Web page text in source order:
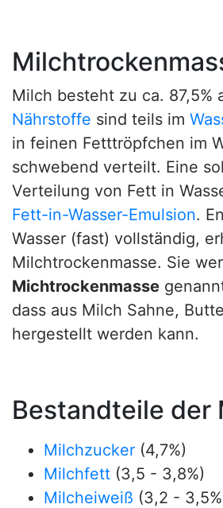
Milch besteht zu ca. 87,5%
Nährstoffe sind teils im
in feinen Fetttröpfchen im
schwebend verteilt. Eine
Verteilung von Fett in
Fett-in-Wasser-Emulsion.
Wasser (fast) vollständig,
Milchtrockenmasse. Sie
Michtrockenmasse
dass aus Milch Sahne,
hergestellt werden kann.
Bestandteile der
Milchzucker (4,7%)
Milchfett (3,5 - 3,8%)
Milcheiweiß (3,2 -